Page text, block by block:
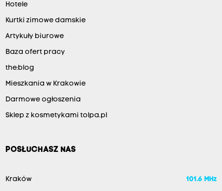
Hotele
Kurtki zimowe damskie
Artykuły biurowe
Baza ofert pracy
the:blog
Mieszkania w Krakowie
Darmowe ogłoszenia
Sklep z kosmetykami tolpa.pl
POSŁUCHASZ NAS
Kraków 101.6 MHz